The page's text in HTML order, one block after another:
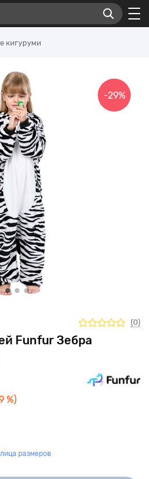
кигуруми
Funfur Зебра
(0)
-29%
%)
размеров